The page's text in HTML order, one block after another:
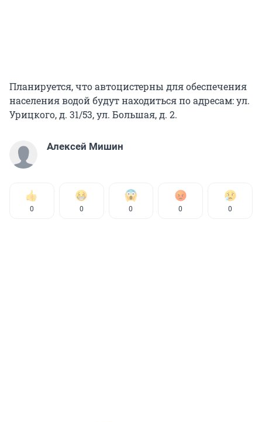
Планируется, что автоцистерны для обеспечения
населения водой будут находиться по адресам: ул.
Урицкого, д. 31/53, ул. Большая, д. 2.
Алексей Мишин
0 0 0 0 0